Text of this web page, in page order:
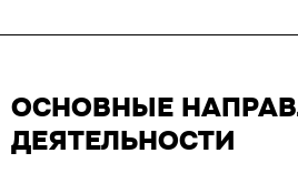
ОСНОВНЫЕ
ДЕЯТЕЛЬНОСТИ